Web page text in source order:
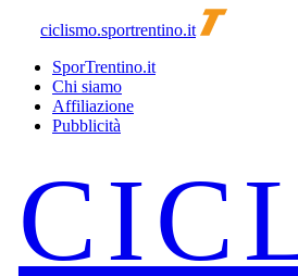
ciclismo.sportrentino.it
SporTrentino.it
Chi siamo
Affiliazione
Pubblicità